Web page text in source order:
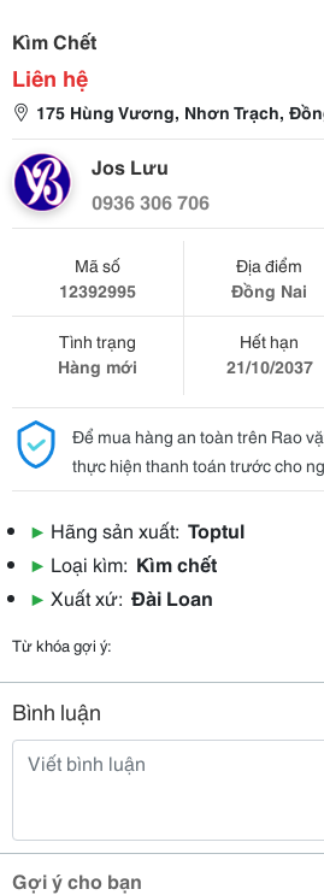
Kìm Chết
Liên hệ
175 Hùng Vương, Nhơn Trạch,
Jos Lưu
0936 306 706
Mã số
12392995
Địa điểm
Đồng Nai
Tình trạng
Hàng mới
Hết hạn
21/10/2037
Để mua hàng an toàn trên Rao
thực hiện thanh toán trước cho
▶ Hãng sản xuất: Toptul
▶ Loại kìm: Kìm chết
▶ Xuất xứ: Đài Loan
Từ khóa gợi ý:
Bình luận
Gợi ý cho bạn